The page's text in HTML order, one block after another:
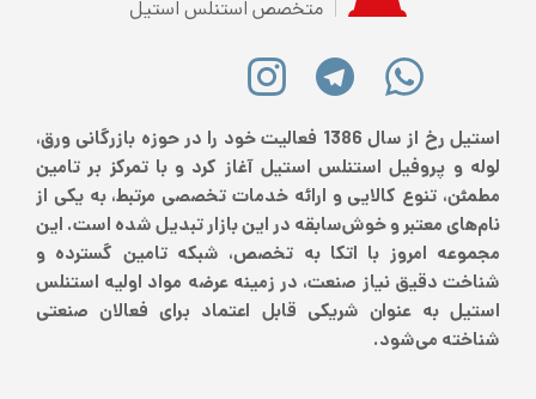
متخصص استنلس استیل
استیل رخ از سال 1386 فعالیت خود را در حوزه بازرگانی ورق،
لوله و پروفیل استنلس استیل آغاز کرد و با تمرکز بر تامین
مطمئن، تنوع کالایی و ارائه خدمات تخصصی مرتبط، به یکی از
نام‌های معتبر و خوش‌سابقه در این بازار تبدیل شده است. این
مجموعه امروز با اتکا به تخصص، شبکه تامین گسترده و
شناخت دقیق نیاز صنعت، در زمینه عرضه مواد اولیه استنلس
استیل به عنوان شریکی قابل اعتماد برای فعالان صنعتی
شناخته می‌شود.